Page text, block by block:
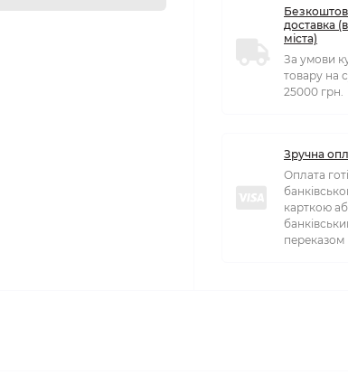
доставка
міста)
За умови
товару на
25000 грн.
Зручна
Оплата
карткою
переказом